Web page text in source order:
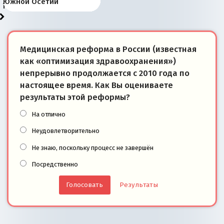
победители
Медицинская реформа в России (известная
как «оптимизация здравоохранения»)
непрерывно продолжается с 2010 года по
настоящее время. Как Вы оцениваете
результаты этой реформы?
На отлично
Неудовлетворительно
Не знаю, поскольку процесс не завершён
Посредственно
Результаты